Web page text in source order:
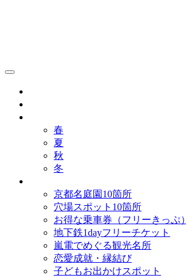
春
夏
秋
冬
京都名庭園10箇所
穴場スポット10箇所
お得な乗車券（フリーきっぷ）
地下鉄1dayフリーチケット
嵐電でめぐる観光名所
恋愛成就・縁結び
子どもお出かけスポット